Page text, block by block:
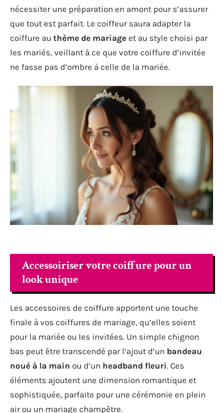
nécessiter une préparation en amont pour s’assurer
que tout est parfait. Le coiffeur saura adapter la
coiffure au thème de mariage et au style choisi par
les mariés, veillant à ce que votre coiffure d’invitée
ne fasse pas d’ombre à celle de la mariée.
Accessoiriser votre coiffure pour un
look unique
Les accessoires de coiffure apportent une touche
finale à vos coiffures de mariage, qu’elles soient
pour la mariée ou les invitées. Un simple chignon
bas peut être transcendé par l’ajout d’un bandeau
noué à la main ou d’un headband fleuri. Ces
éléments ajoutent une dimension romantique et
sophistiquée, parfaite pour une cérémonie en plein
air ou un mariage champêtre.